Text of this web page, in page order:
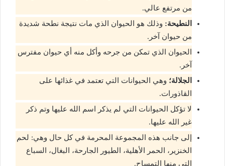
من مرتفع عالي.
النطيحة: وذلك هو الحيوان الذي مات نتيجة نطحة شديدة
من حيوان آخر.
الحيوان الذي تمكن من جرحه وأكل منه أي حيوان مفترس
آخر.
الجلالة؛ وهي الحيوانات التي تعتمد في غذائها على
القاذورات.
لا تؤكل الحيوانات التي لم يذكر اسم الله عليها وتم ذكر
غير الله عليها.
إلى جانب هذه المجموعة المحرمة في كل حال وهي: لحم
الخنزير، الحمر الأهلية، الطيور الجارحة، البغال، السباع
التي منها التمساح.